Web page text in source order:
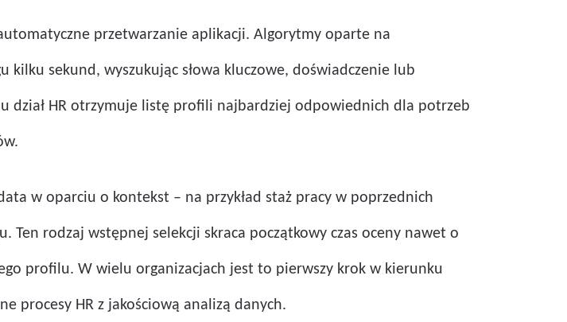
przetwarzanie aplikacji. Algorytmy oparte na
kilku sekund, wyszukując słowa kluczowe, doświadczenie lub
dział HR otrzymuje listę profili najbardziej odpowiednich dla potrzeb
w oparciu o kontekst – na przykład staż pracy w poprzednich
rodzaj wstępnej selekcji skraca początkowy czas oceny nawet o
profilu. W wielu organizacjach jest to pierwszy krok w kierunku
procesy HR z jakościową analizą danych.